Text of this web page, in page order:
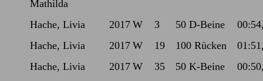
Mathilda
Hache, Livia 2017 W 3 50 D-Beine
Hache, Livia
2017 W 19 100 Rücken
Hache, Livia
2017 W 35 50 K-Beine